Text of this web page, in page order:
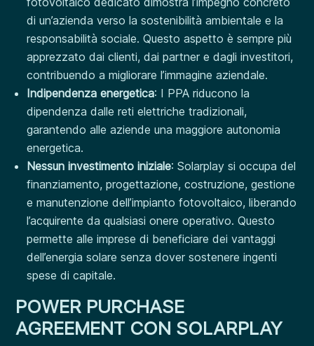
di un’azienda verso la sostenibilità ambientale e la
responsabilità sociale. Questo aspetto è sempre più
apprezzato dai clienti, dai partner e dagli investitori,
contribuendo a migliorare l’immagine aziendale.
Indipendenza energetica: I PPA riducono la
dipendenza dalle reti elettriche tradizionali,
garantendo alle aziende una maggiore autonomia
energetica.
Nessun investimento iniziale:Solarplay si occupa del
finanziamento, progettazione, costruzione, gestione
e manutenzione dell’impianto fotovoltaico, liberando
l’acquirente da qualsiasi onere operativo. Questo
permette alle imprese di beneficiare dei vantaggi
dell’energia solare senza dover sostenere ingenti
spese di capitale.
POWER PURCHASE
AGREEMENT CON SOLARPLAY